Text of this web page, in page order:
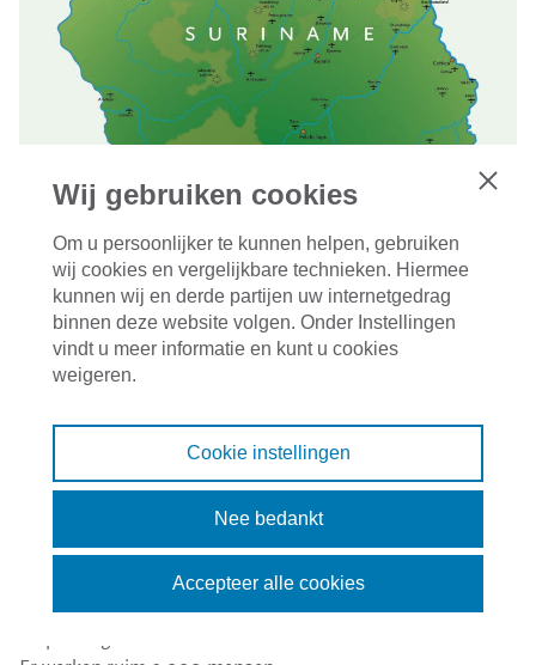
Tata Steel IJmuiden
Sinds de overname van Corus in 2007 is Tata Steel één van
In de Nederlandse vestiging in IJmuiden wordt jaarlijks 6,9
miljoen ton hoogwaardig staal geproduceerd. In IJmuiden
worden alleen ‘platte’ producten gemaakt voor de auto- en
Wij gebruiken cookies
Om u persoonlijker te kunnen helpen, gebruiken
wij cookies en vergelijkbare technieken. Hiermee
kunnen wij en derde partijen uw internetgedrag
binnen deze website volgen. Onder Instellingen
vindt u meer informatie en kunt u cookies
weigeren.
Sluiten
Cookie instellingen
Nee bedankt
Accepteer alle cookies